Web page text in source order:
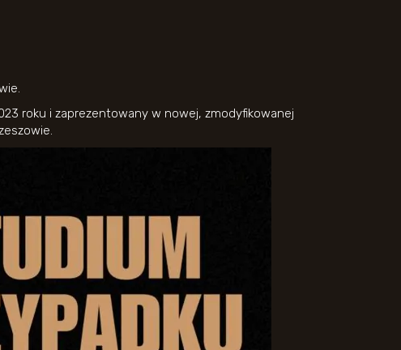
roku i zaprezentowany w nowej, zmodyfikowanej